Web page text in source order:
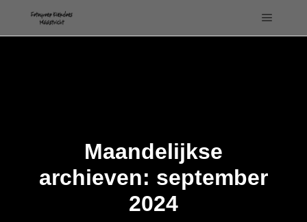
Maandelijkse
archieven: september
2024